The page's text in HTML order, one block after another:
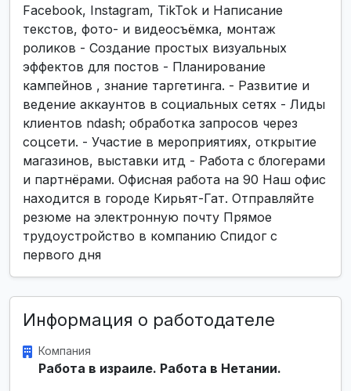
Facebook, Instagram, TikTok и Написание
текстов, фото- и видеосъёмка, монтаж
роликов - Создание простых визуальных
эффектов для постов - Планирование
кампейнов , знание таргетинга. - Развитие и
ведение аккаунтов в социальных сетях - Лиды
клиентов ndash; обработка запросов через
соцсети. - Участие в мероприятиях, открытие
магазинов, выставки итд - Работа с блогерами
и партнёрами. Офисная работа на 90 Наш офис
находится в городе Кирьят-Гат. Отправляйте
резюме на электронную почту Прямое
трудоустройство в компанию Спидог с
первого дня
Информация о работодателе
Компания
Работа в израиле. Работа в Нетании.